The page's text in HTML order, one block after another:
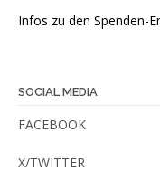
Infos zu den Spenden-
SOCIAL MEDIA
FACEBOOK
X/TWITTER